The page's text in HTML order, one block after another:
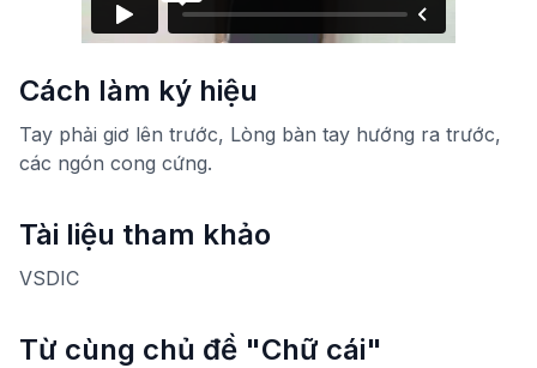
Cách làm ký hiệu
Tay phải giơ lên trước, Lòng bàn tay hướng ra trước,
các ngón cong cứng.
Tài liệu tham khảo
VSDIC
Từ cùng chủ đề "Chữ cái"